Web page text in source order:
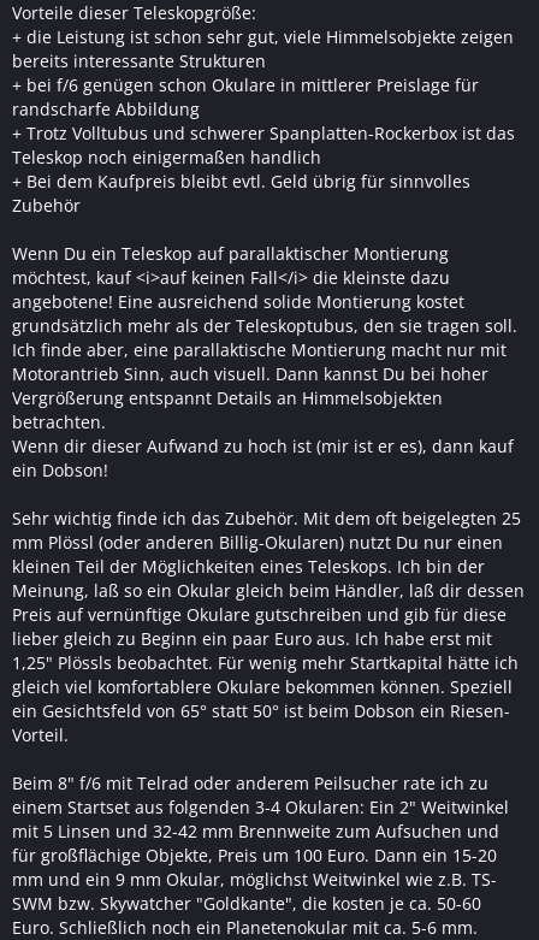
Vorteile dieser Teleskopgröße:
+ die Leistung ist schon sehr gut, viele Himmelsobjekte zeigen
bereits interessante Strukturen
+ bei f/6 genügen schon Okulare in mittlerer Preislage für
randscharfe Abbildung
+ Trotz Volltubus und schwerer Spanplatten-Rockerbox ist das
Teleskop noch einigermaßen handlich
+ Bei dem Kaufpreis bleibt evtl. Geld übrig für sinnvolles
Zubehör
Wenn Du ein Teleskop auf parallaktischer Montierung
möchtest, kauf <i>auf keinen Fall</i> die kleinste dazu
angebotene! Eine ausreichend solide Montierung kostet
grundsätzlich mehr als der Teleskoptubus, den sie tragen soll.
Ich finde aber, eine parallaktische Montierung macht nur mit
Motorantrieb Sinn, auch visuell. Dann kannst Du bei hoher
Vergrößerung entspannt Details an Himmelsobjekten
betrachten.
Wenn dir dieser Aufwand zu hoch ist (mir ist er es), dann kauf
ein Dobson!
Sehr wichtig finde ich das Zubehör. Mit dem oft beigelegten 25
mm Plössl (oder anderen Billig-Okularen) nutzt Du nur einen
kleinen Teil der Möglichkeiten eines Teleskops. Ich bin der
Meinung, laß so ein Okular gleich beim Händler, laß dir dessen
Preis auf vernünftige Okulare gutschreiben und gib für diese
lieber gleich zu Beginn ein paar Euro aus. Ich habe erst mit
1,25" Plössls beobachtet. Für wenig mehr Startkapital hätte ich
gleich viel komfortablere Okulare bekommen können. Speziell
ein Gesichtsfeld von 65° statt 50° ist beim Dobson ein Riesen-
Vorteil.
Beim 8" f/6 mit Telrad oder anderem Peilsucher rate ich zu
einem Startset aus folgenden 3-4 Okularen: Ein 2" Weitwinkel
mit 5 Linsen und 32-42 mm Brennweite zum Aufsuchen und
für großflächige Objekte, Preis um 100 Euro. Dann ein 15-20
mm und ein 9 mm Okular, möglichst Weitwinkel wie z.B. TS-
SWM bzw. Skywatcher "Goldkante", die kosten je ca. 50-60
Euro. Schließlich noch ein Planetenokular mit ca. 5-6 mm.